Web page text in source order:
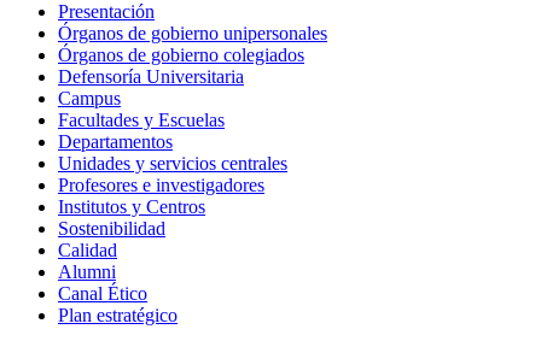
Presentación
Órganos de gobierno unipersonales
Órganos de gobierno colegiados
Defensoría Universitaria
Campus
Facultades y Escuelas
Departamentos
Unidades y servicios centrales
Profesores e investigadores
Institutos y Centros
Sostenibilidad
Calidad
Alumni
Canal Ético
Plan estratégico